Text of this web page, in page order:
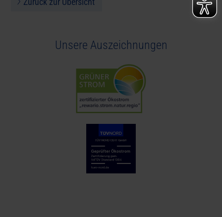
Unsere Auszeichnungen